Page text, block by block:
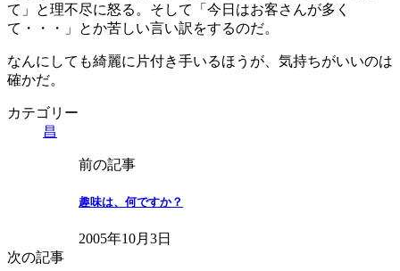
て」と理不尽に怒る。そして「今日はお客さんが多く
て・・・」とか苦しい言い訳をするのだ。
なんにしても綺麗に片付き手いるほうが、気持ちがいいのは
確かだ。
カテゴリー
昌
前の記事
趣味は、何ですか？
2005年10月3日
次の記事